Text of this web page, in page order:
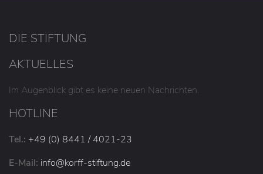
DIE STIFTUNG
AKTUELLES
Im Augenblick gibt es keine neuen Nachrichten.
HOTLINE
Tel.: +49 (0) 8441 / 4021-23
E-Mail: info@korff-stiftung.de